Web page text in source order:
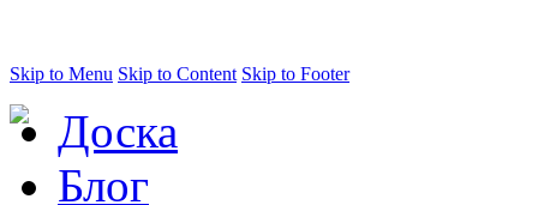
Skip to Menu Skip to Content Skip to Footer
Доска
Блог